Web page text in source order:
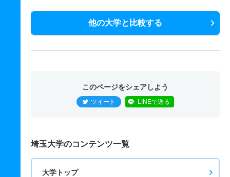
他の大学と比較する
このページをシェアしよう
ツイート LINEで送る
埼玉大学のコンテンツ一覧
大学トップ